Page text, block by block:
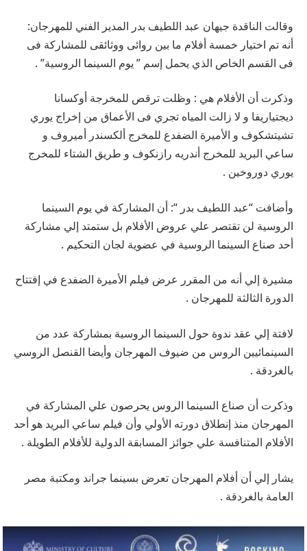
وقالت الناقدة جيهان عبد اللطيف بدر المدير الفني للمهرجان:
أنه تم اختيار خمسة أفلام ما بين روائى ووثائقى للمشاركة فى
فى القسم الخاص الذي يحمل إسم ” يوم السينما الروسية” .
وذكرت أن الأفلام هي : وظلت ترقص للمخرجة أوكسانا
ديجتياريفا و لا زالت المياه تجري فى الأعماق من إخراج يوري
تشيتشكوف و الأميرة الضفدع للمخرج ألكسندر أميروف و
ساعي البريد للمخرج أندريه رازنكوف و طريق الشتاء للمخرج
يوري دوروخين .
وأضافت “عبد اللطيف بدر “: أن المشاركة في يوم السينما
الروسية لن تقتصر علي عروض الأفلام بل ستمتد إلي مشاركة
أحد صناع السينما الروسية في عضوية لجان التحكيم .
مشيرة إلي أنه من المقرر عرض فيلم الأميرة الضفدع في إفتتاح
الدورة الثالثة للمهرجان .
لافتة إلي عقد ندوة حول السينما الروسية بمشاركة عدد من
السينمائيين الروس من ضيوف المهرجان وأيضا القنصل الروسي
بالغردقة .
وذكرت أن صناع السينما الروس يحرصون علي المشاركة في
المهرجان منذ إنطلاق دورته الأولي وأن فيلم ساعي البريد هو أحد
الأفلام المتنافسة علي جوائز المسابقة الدولية للأفلام الطويلة .
يشار إلي أن أفلام المهرجان تعرض بسينما جراند ومكتبة مصر
العامة بالغردقة .